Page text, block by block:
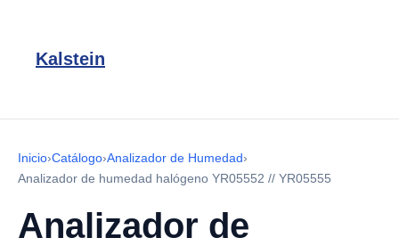
Kalstein
Inicio›Catálogo›Analizador de Humedad›
Analizador de humedad halógeno YR05552 // YR05555
Analizador de